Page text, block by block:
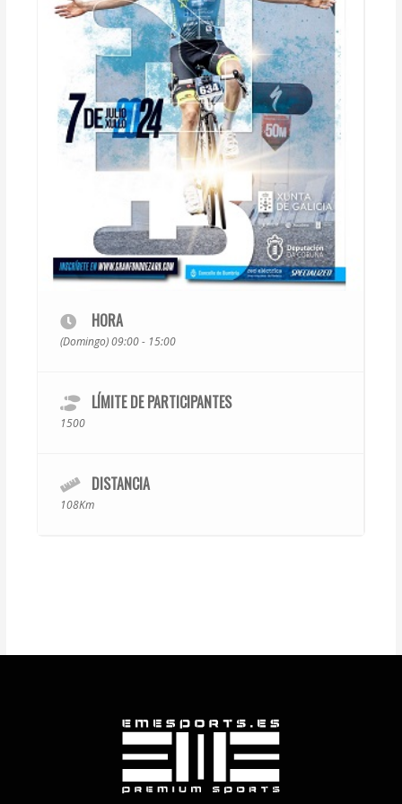
HORA
(Domingo) 09:00 - 15:00
LÍMITE DE PARTICIPANTES
1500
DISTANCIA
108Km